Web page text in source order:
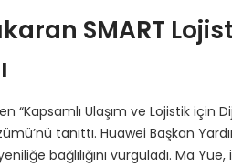
SMART
“Kapsamlı Ulaşım ve Lojistik için
tanıttı. Huawei Başkan
bağlılığını vurguladı. Ma